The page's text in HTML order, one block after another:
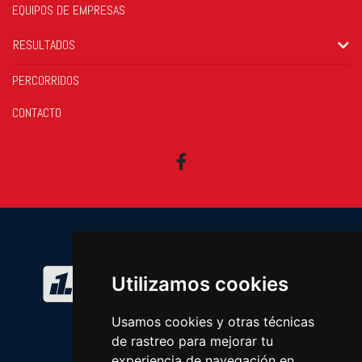
Utilizamos cookies
Usamos cookies y otras técnicas
de rastreo para mejorar tu
EQUIPOS DE EMPRESAS
RESULTADOS
PERCORRIDOS
CONTACTO
Facebook